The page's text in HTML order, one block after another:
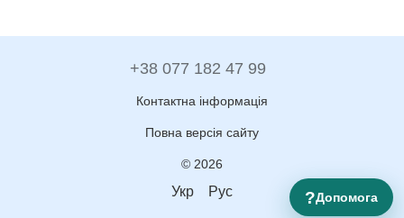
+38 077 182 47 99
Контактна інформація
Повна версія сайту
© 2026
Укр Рус ?Допомога